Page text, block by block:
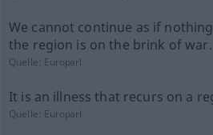
We cannot continue as if
the region is on the brink of war.
Quelle: Europarl
It is an illness that recurs on a
Quelle: Europarl